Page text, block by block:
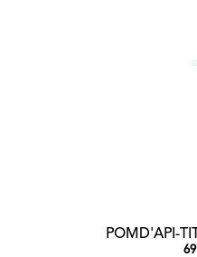
POMD'API-